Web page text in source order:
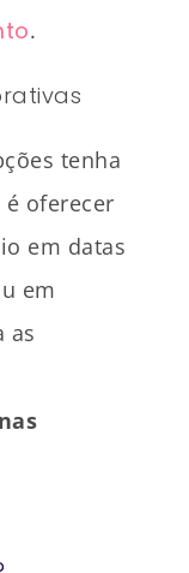
.
tenha
oferecer
em datas
em
as